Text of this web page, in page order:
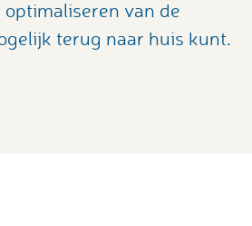
van de
terug naar huis kunt.